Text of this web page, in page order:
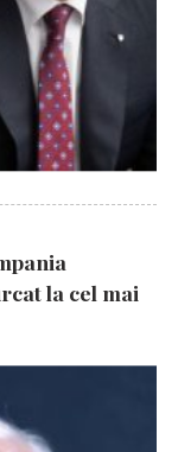
la cel mai